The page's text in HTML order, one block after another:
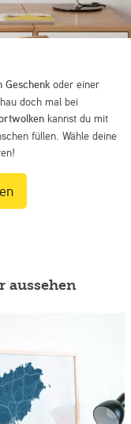
Geschenk oder einer
doch mal bei
kannst du mit
füllen. Wähle deine
aussehen